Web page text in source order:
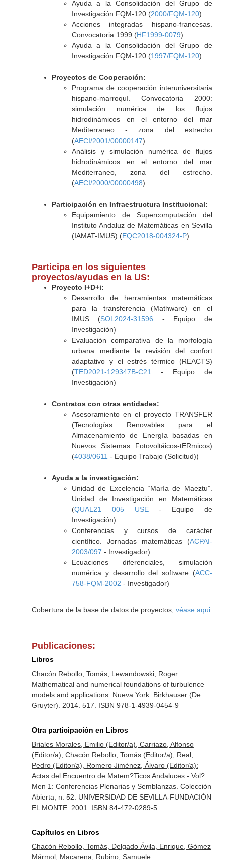
Ayuda a la Consolidación del Grupo de
Investigación FQM-120 (2000/FQM-120)
Acciones integradas hispano-francesas.
Convocatoria 1999 (HF1999-0079)
Ayuda a la Consolidación del Grupo de
Investigación FQM-120 (1997/FQM-120)
Proyectos de Cooperación:
Programa de cooperación interuniversitaria
hispano-marroquí. Convocatoria 2000:
simulación numérica de los flujos
hidrodinámicos en el entorno del mar
Mediterraneo - zona del estrecho
(AECI/2001/00000147)
Análisis y simulación numérica de flujos
hidrodinámicos en el entorno del mar
Mediterraneo, zona del estrecho.
(AECI/2000/00000498)
Participación en Infraestructura Institucional:
Equipamiento de Supercomputación del
Instituto Andaluz de Matemáticas en Sevilla
(IAMAT-IMUS) (EQC2018-004324-P)
Participa en los siguientes
proyectos/ayudas en la US:
Proyecto I+D+i:
Desarrollo de herramientas matemáticas
para la transferencia (Mathware) en el
IMUS (SOL2024-31596 - Equipo de
Investigación)
Evaluación comparativa de la morfología
urbana mediante la revisión del confort
adaptativo y el estrés térmico (REACTS)
(TED2021-129347B-C21
- Equipo de
Investigación)
Contratos con otras entidades:
Asesoramiento en el proyecto TRANSFER
(Tecnologías Renovables para el
Almacenamiento de Energía basadas en
Nuevos Sistemas Fotovoltáicos-tERmicos)
(4038/0611 - Equipo Trabajo (Solicitud))
Ayuda a la investigación:
Unidad de Excelencia “María de Maeztu”.
Unidad de Investigación en Matemáticas
(QUAL21 005 USE- Equipo de
Investigación)
Conferencias y cursos de carácter
científico. Jornadas matemáticas (ACPAI-
2003/097 - Investigador)
Ecuaciones diferenciales, simulación
numérica y desarrollo del software (ACC-
758-FQM-2002 - Investigador)
Cobertura de la base de datos de proyectos, véase aqui
Publicaciones:
Libros
Chacón Rebollo, Tomás, Lewandowski, Roger:
Mathematical and numerical foundations of turbulence
models and applications. Nueva York. Birkhauser (De
Gruyter). 2014. 517. ISBN 978-1-4939-0454-9
Otra participación en Libros
Briales Morales, Emilio (Editor/a), Carriazo, Alfonso
(Editor/a), Chacón Rebollo, Tomás (Editor/a), Real,
Pedro (Editor/a), Romero Jiménez, Álvaro (Editor/a):
Actas del Encuentro de Matem?Ticos Andaluces - Vol?
Men 1: Conferencias Plenarias y Semblanzas. Colección
Abierta, n. 52. UNIVERSIDAD DE SEVILLA-FUNDACIÓN
EL MONTE. 2001. ISBN 84-472-0289-5
Capítulos en Libros
Chacón Rebollo, Tomás, Delgado Ávila, Enrique, Gómez
Mármol, Macarena, Rubino, Samuele: